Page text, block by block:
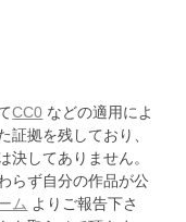
CC0 などの適用によ
証拠を残しており、
決してありません。
らず自分の作品が公
ム よりご報告下さ